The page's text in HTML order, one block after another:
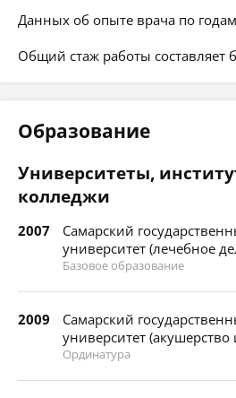
Данных об опыте врача по
Общий стаж работы составляет
Образование
Университеты,
колледжи
2007
Самарский
университет (лечебное
Базовое образование
2009
Самарский
университет (акушерство
Ординатура